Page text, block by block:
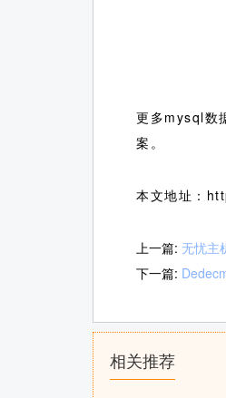
更多mysql数
案。
本文地址：
上一篇: 无忧主
下一篇:
相关推荐